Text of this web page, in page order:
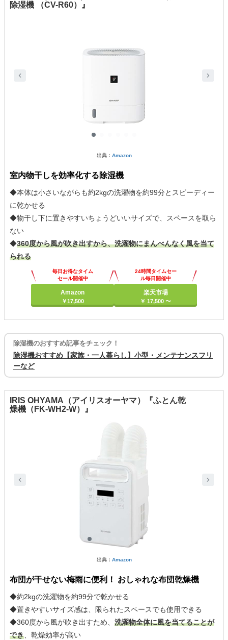
除湿機 （CV-R60）』
出典： Amazon
室内物干しを効率化する除湿機
◆本体は小さいながらも約2kgの洗濯物を約99分とスピーディー
に乾かせる
◆物干し下に置きやすいちょうどいいサイズで、スペースを取ら
ない
◆360度から風が吹き出すから、洗濯物にまんべんなく風を当て
られる
毎日お得なタイム
セール開催中
Amazon
￥17,500
24時間タイムセー
ル毎日開催中
楽天市場
￥ 17,500 〜
除湿機のおすすめ記事をチェック！
除湿機おすすめ【家族・一人暮らし】小型・メンテナンスフリ
ーなど
IRIS OHYAMA（アイリスオーヤマ）『ふとん乾
燥機（FK-WH2-W）』
出典： Amazon
布団が干せない梅雨に便利！ おしゃれな布団乾燥機
◆約2kgの洗濯物を約99分で乾かせる
◆置きやすいサイズ感は、限られたスペースでも使用できる
◆360度から風が吹き出すため、 洗濯物全体に風を当てることが
でき、乾燥効率が高い